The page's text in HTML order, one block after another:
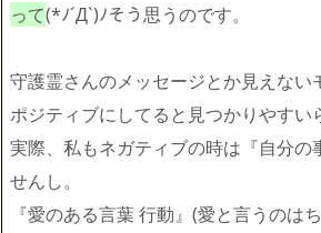
って(*ﾉ´Д`)ﾉそう思うのです。
守護霊さんのメッセージとか見えない
ポジティブにしてると見つかりやすい
実際、私もネガティブの時は『自分の
せんし。
『愛のある言葉 行動』(愛と言うのは